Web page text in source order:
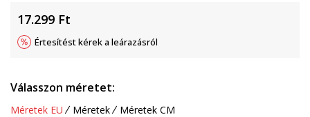
17.299 Ft
Értesítést kérek a leárazásról
Válasszon méretet:
Méretek EU Méretek Méretek CM